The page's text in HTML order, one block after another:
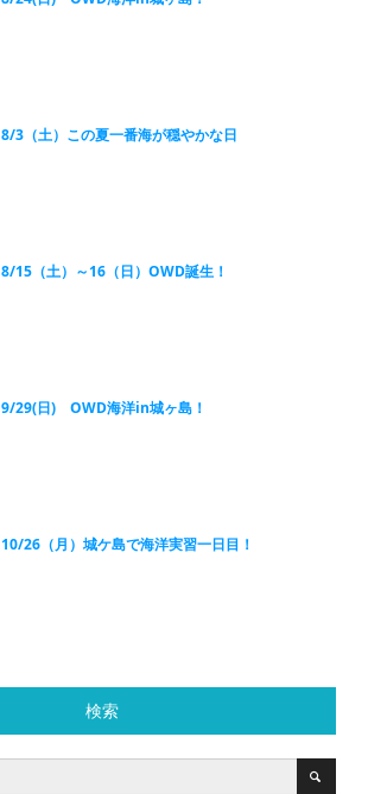
8/3（土）この夏一番海が穏やかな日
8/15（土）～16（日）OWD誕生！
9/29(日) OWD海洋in城ヶ島！
10/26（月）城ケ島で海洋実習一日目！
検索